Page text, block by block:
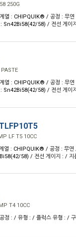
250G
열 : CHIPQUIK® / 공정 : 무연
: Sn42Bi58(42/58) / 전선 게이
열 : CHIPQUIK® / 공정 : 무연
: Sn42Bi58(42/58) / 전선 게이
LF T5 10CC
: CHIPQUIK® / 공정 : 무연
58) / 전선 게이지 : / 지
T4 10CC
: / 유형 : / 플럭스 유형 : /